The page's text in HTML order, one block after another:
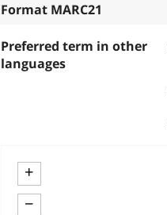
Format MARC21
Preferred term in other
languages
+
−